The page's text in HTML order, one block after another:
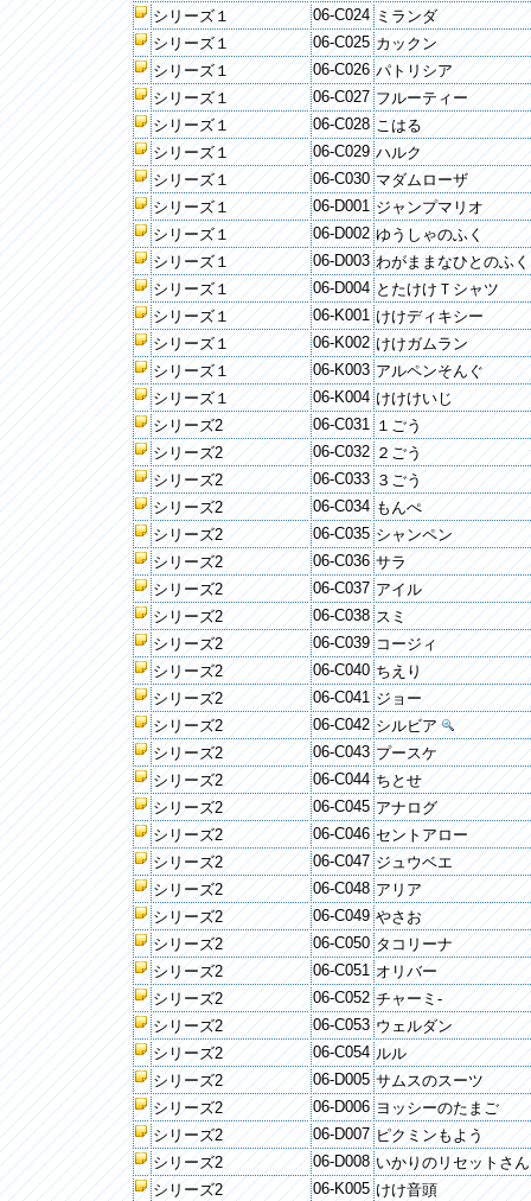
シリーズ１
06-C024 ミランダ
シリーズ１
06-C025 カックン
シリーズ１
06-C026 パトリシア
シリーズ１
06-C027 フルーティー
シリーズ１
06-C028 こはる
シリーズ１
06-C029 ハルク
シリーズ１
06-C030 マダムローザ
シリーズ１
06-D001 ジャンプマリオ
シリーズ１
06-D002 ゆうしゃのふく
シリーズ１
06-D003 わがままなひとのふく
シリーズ１
06-D004 とたけけＴシャツ
シリーズ１
06-K001 けけディキシー
シリーズ１
06-K002 けけガムラン
シリーズ１
06-K003 アルペンそんぐ
シリーズ１
06-K004 けけけいじ
シリーズ2
06-C031 １ごう
シリーズ2
06-C032 ２ごう
シリーズ2
06-C033 ３ごう
シリーズ2
06-C034 もんぺ
シリーズ2
06-C035 シャンペン
シリーズ2
06-C036 サラ
シリーズ2
06-C037 アイル
シリーズ2
06-C038 スミ
シリーズ2
06-C039 コージィ
シリーズ2
06-C040 ちえり
シリーズ2
06-C041 ジョー
シリーズ2
06-C042 シルビア
シリーズ2
06-C043 プースケ
シリーズ2
06-C044 ちとせ
シリーズ2
06-C045 アナログ
シリーズ2
06-C046 セントアロー
シリーズ2
06-C047 ジュウベエ
シリーズ2
06-C048 アリア
シリーズ2
06-C049 やさお
シリーズ2
06-C050 タコリーナ
シリーズ2
06-C051 オリバー
シリーズ2
06-C052 チャーミ-
シリーズ2
06-C053 ウェルダン
シリーズ2
06-C054 ルル
シリーズ2
06-D005 サムスのスーツ
シリーズ2
06-D006 ヨッシーのたまご
シリーズ2
06-D007 ピクミンもよう
シリーズ2
06-D008 いかりのリセットさん
シリーズ2
06-K005 けけ音頭